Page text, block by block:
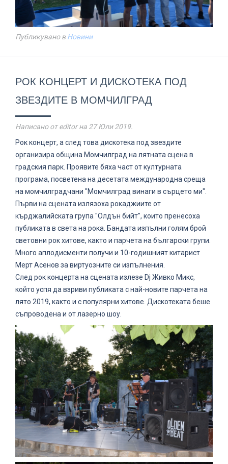
Публикувано вНовини
РОК КОНЦЕРТ И ДИСКОТЕКА ПОД
ЗВЕЗДИТЕ В МОМЧИЛГРАД
Написано от editor на 27 Юли 2019.
Рок концерт, а след това дискотека под звездите
организира община Момчилград на лятната сцена в
градския парк. Проявите бяха част от културната
програма, посветена на десетата международна среща
на момчилградчани "Момчилград винаги в сърцето ми".
Първи на сцената излязоха рокаджиите от
кърджалийската група "Олдън бийт", които пренесоха
публиката в света на рока. Бандата изпълни голям брой
световни рок хитове, както и парчета на български групи.
Много аплодисменти получи и 10-годишният китарист
Мерт Асенов за виртуозните си изпълнения.
След рок концерта на сцената излезе Dj Живко Микс,
който успя да взриви публиката с най-новите парчета на
лято 2019, както и с популярни хитове. Дискотеката беше
съпроводена и от лазерно шоу.